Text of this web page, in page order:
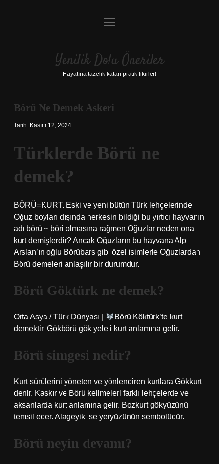
Anasayfa
Yasal Uyarı
menüyü
Yenilik Dolu Öneriler
Hayatına tazelik katan pratik fikirler!
Börü Ne Demek Askeri
Tarih: Kasım 12, 2024
Türklerde Börü ne
demek?
BÖRÜ=KURT. Eski ve yeni bütün Türk lehçelerinde
Oğuz boyları dışında herkesin bildiği bu yırtıcı hayvanın
adı börü ~ böri olmasına rağmen Oğuzlar neden ona
kurt demişlerdir? Ancak Oğuzların bu hayvana Alp
Arslan’ın oğlu Börübars gibi özel isimlerle Oğuzlardan
Börü demeleri anlaşılır bir durumdur.
Börü Göktürk ne demek?
Orta Asya / Türk Dünyası |
Börü Köktürk’te kurt
demektir. Gökbörü gök yeleli kurt anlamına gelir.
Börü simgesi nedir?
Kurt sürülerini yöneten ve yönlendiren kurtlara Gökkurt
denir. Kaskır ve Börü kelimeleri farklı lehçelerde ve
aksanlarda kurt anlamına gelir. Bozkurt gökyüzünü
temsil eder. Alageyik ise yeryüzünün sembolüdür.
Börü neyin devamı?